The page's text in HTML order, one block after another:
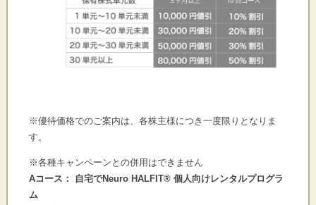
※優待価格でのご案内は、各株主様につき一度限りとなりま
す。
※各種キャンペーンとの併用はできません
Aコース： 自宅でNeuro HALFIT® 個人向けレンタルプログラ
ム